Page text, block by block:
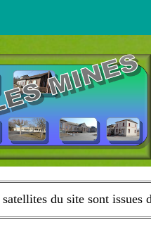
du site sont issues